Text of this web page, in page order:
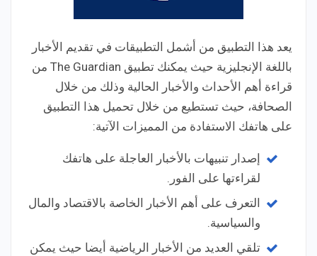
يعد هذا التطبيق من أشمل التطبيقات في تقديم الأخبار
باللغة الإنجليزية حيث يمكنك تطبيق The Guardian من
قراءة أهم الأحداث والأخبار الحالية وذلك من خلال
الصحافة، حيث تستطيع من خلال تحميل هذا التطبيق
على هاتفك الاستفادة من المميزات الآتية:
إصدار تنبيهات بالأخبار العاجلة على هاتفك
لقراءتها على الفور.
التعرف على أهم الأخبار الخاصة بالاقتصاد والمال
والسياسية.
تلقي العديد من الأخبار الرياضية أيضا حيث يمكن